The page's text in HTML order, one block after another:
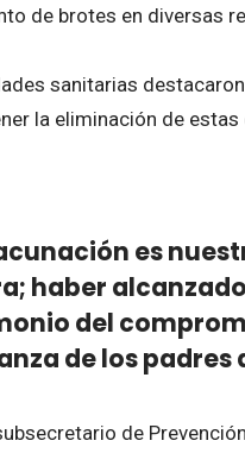
de brotes en diversas
sanitarias
la eliminación de
es
haber
del
de los
de